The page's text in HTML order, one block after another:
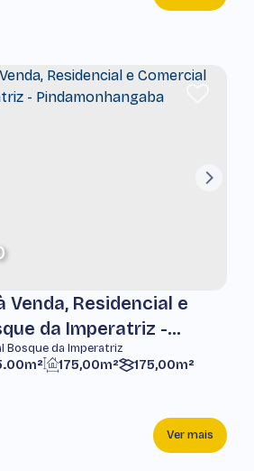
Venda, Residencial e
da Imperatriz -
Bosque da Imperatriz
175,00m² 175,00m²
Ver mais